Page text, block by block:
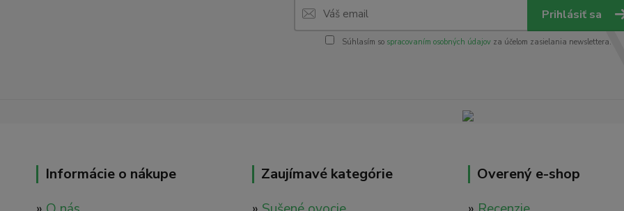
Prihlásiť sa
Súhlasím so spracovaním osobných údajovza účelom zasielania newslettera.
Informácie o nákupe Zaujímavé kategórie Overený e-shop